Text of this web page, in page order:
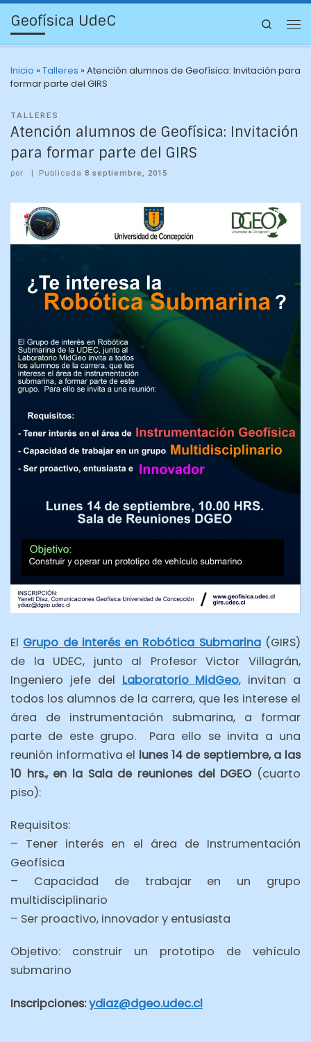
Geofísica UdeC Search
Inicio »Talleres »Atención alumnos de Geofísica: Invitación para
formar parte del GIRS
TALLERES
Atención alumnos de Geofísica: Invitación
para formar parte del GIRS
por | Publicada8 septiembre, 2015
El Grupo de interés en Robótica Submarina(GIRS)
de la UDEC, junto al Profesor Victor Villagrán,
Ingeniero jefe del Laboratorio MidGeo, invitan a
todos los alumnos de la carrera, que les interese el
área de instrumentación submarina, a formar
parte de este grupo. Para ello se invita a una
reunión informativa el lunes 14 de septiembre, a las
10 hrs., en la Sala de reuniones del DGEO(cuarto
piso):
Requisitos:
– Tener interés en el área de Instrumentación
Geofísica
– Capacidad de trabajar en un grupo
multidisciplinario
– Ser proactivo, innovador y entusiasta
Objetivo: construir un prototipo de vehículo
submarino
Inscripciones:ydiaz@dgeo.udec.cl